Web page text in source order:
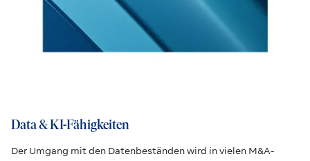
Data & KI-Fähigkeiten
Der Umgang mit den Datenbeständen wird in vielen M&A-